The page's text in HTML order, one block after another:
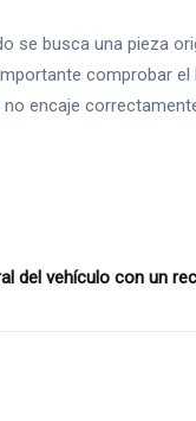
busca una pieza
comprobar
encaje
del vehículo con un